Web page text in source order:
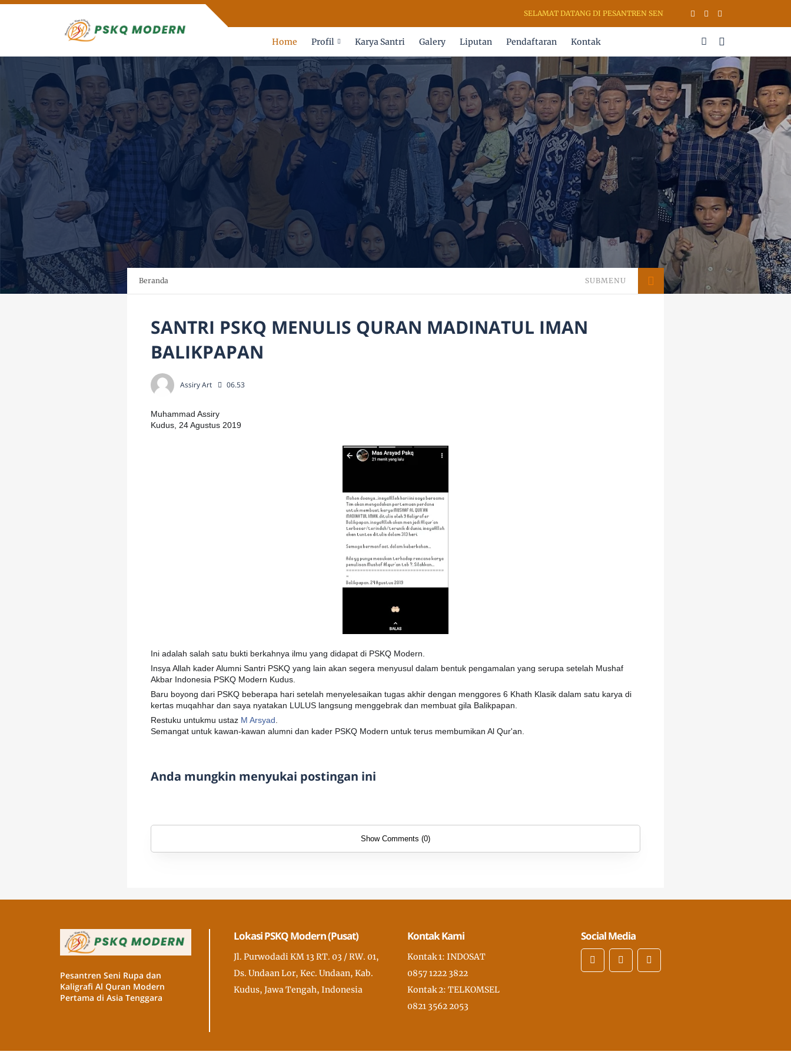
SELAMAT DATANG DI PESANTREN SENI RUPA & KALIGRAFI AL QURAN (PSKQ
Home Profil Karya Santri Galery Liputan Pendaftaran Kontak
Beranda SUBMENU
SANTRI PSKQ MENULIS QURAN MADINATUL IMAN
BALIKPAPAN
Assiry Art 06.53
Muhammad Assiry
Kudus, 24 Agustus 2019
Ini adalah salah satu bukti berkahnya ilmu yang didapat di PSKQ Modern.
Insya Allah kader Alumni Santri PSKQ yang lain akan segera menyusul dalam bentuk pengamalan yang serupa setelah Mushaf
Akbar Indonesia PSKQ Modern Kudus.
Baru boyong dari PSKQ beberapa hari setelah menyelesaikan tugas akhir dengan menggores 6 Khath Klasik dalam satu karya di
kertas muqahhar dan saya nyatakan LULUS langsung menggebrak dan membuat gila Balikpapan.
Restuku untukmu ustaz M Arsyad
Semangat untuk kawan-kawan alumni dan kader PSKQ Modern untuk terus membumikan Al Qur'an.
Anda mungkin menyukai postingan ini
Show Comments (0)
Pesantren Seni Rupa dan
Kaligrafi Al Quran Modern
Pertama di Asia Tenggara
Lokasi PSKQ Modern (Pusat)
Jl. Purwodadi KM 13 RT. 03 / RW. 01,
Ds. Undaan Lor, Kec. Undaan, Kab.
Kudus, Jawa Tengah, Indonesia
Kontak Kami
Kontak 1: INDOSAT
0857 1222 3822
Kontak 2: TELKOMSEL
0821 3562 2053
Social Media